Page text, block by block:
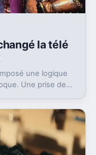
la télé
une logique
Une prise de